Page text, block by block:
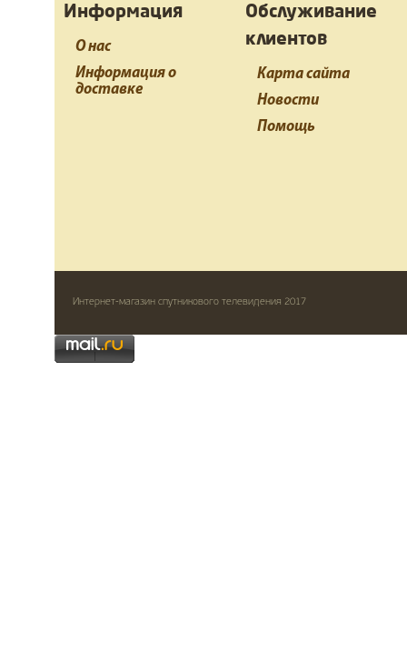
Информация
О нас
Информация о
доставке
Обслуживание
клиентов
Карта сайта
Новости
Помощь
Интернет-магазин спутникового телевидения 2017